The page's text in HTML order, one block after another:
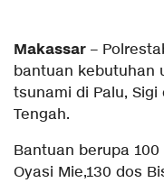
Makassar –
bantuan kebutuhan
tsunami di Palu,
Tengah.
Bantuan berupa
Oyasi Mie,130 dos